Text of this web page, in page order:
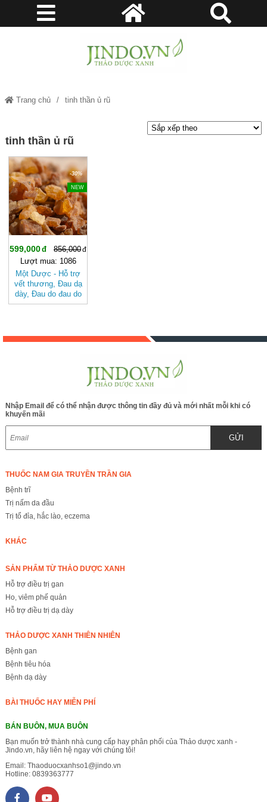
Trang chủ tinh thần ủ rũ
tinh thần ủ rũ
-30%
NEW
599,000
856,000
Lượt mua: 1086
Một Dược - Hỗ trợ
vết thương, Ðau dạ
dày, Ðau do đau do
chấn thương, Đau
Nhập Email để có thể nhận được thông tin đầy đủ và mới nhất mỗi khi có
khuyến mãi
GỬI
THUỐC NAM GIA TRUYỀN TRẦN GIA
Bệnh trĩ
Trị nấm da đầu
Trị tổ đỉa, hắc lào, eczema
KHÁC
SẢN PHẨM TỪ THẢO DƯỢC XANH
Hỗ trợ điều trị gan
Ho, viêm phế quản
Hỗ trợ điều trị dạ dày
THẢO DƯỢC XANH THIÊN NHIÊN
Bệnh gan
Bệnh tiêu hóa
Bệnh dạ dày
BÀI THUỐC HAY MIỄN PHÍ
BÁN BUÔN, MUA BUÔN
Bạn muốn trở thành nhà cung cấp hay phân phối của Thảo dược xanh -
Jindo.vn, hãy liên hệ ngay với chúng tôi!
Email: Thaoduocxanhso1@jindo.vn
Hotline: 0839363777